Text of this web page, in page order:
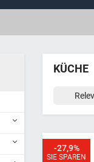
KÜCHE
SIE SPAREN
-27,9%